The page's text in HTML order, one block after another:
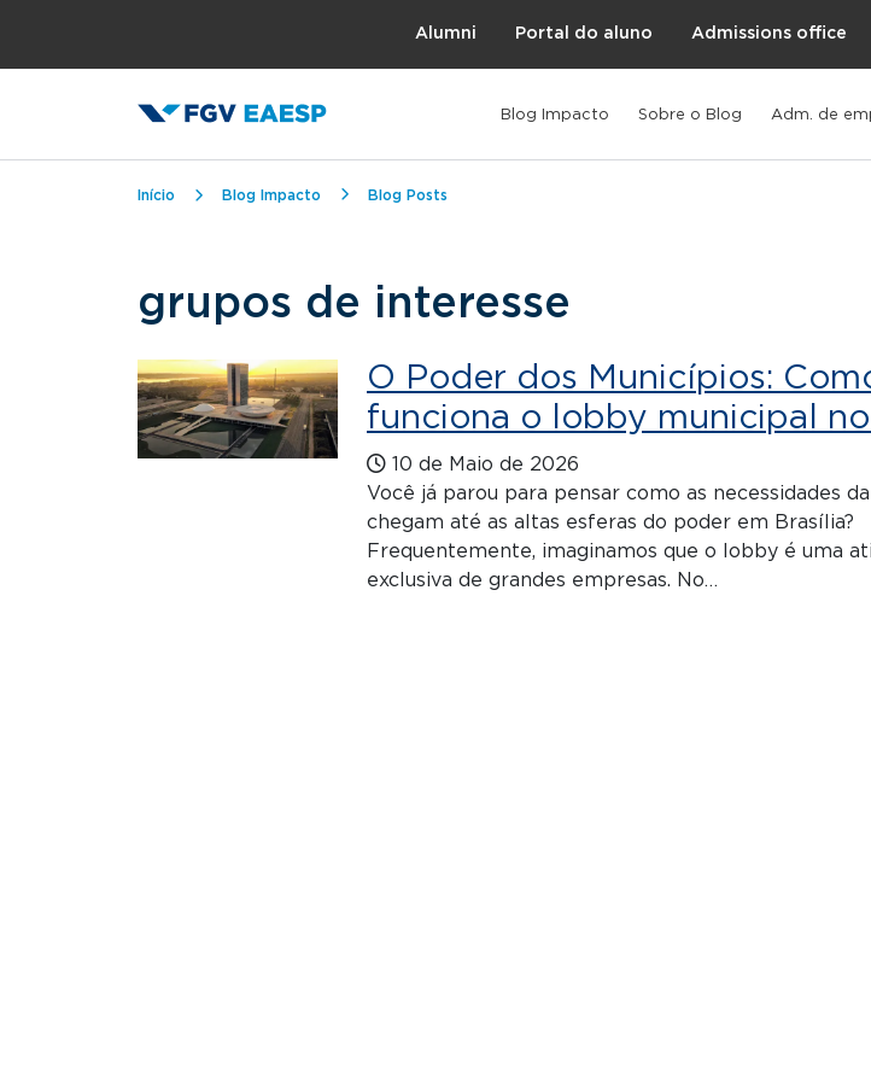
Alumni Portal do aluno Admissions office
Blog Impacto Sobre o Blog Adm. de
Trilha de navegação
Início Blog Impacto Blog Posts
grupos de interesse
O Poder dos Municípios:
funciona o lobby municipal
10 de Maio de 2026
Você já parou para pensar como as necessidades
chegam até as altas esferas do poder em Brasília?
Frequentemente, imaginamos que o lobby é uma
exclusiva de grandes empresas. No…